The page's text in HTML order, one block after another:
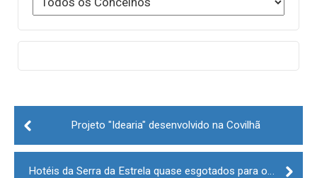
Post
navigationProjeto "Idearia" desenvolvido na Covilhã
Hotéis da Serra da Estrela quase esgotados para o final de ano